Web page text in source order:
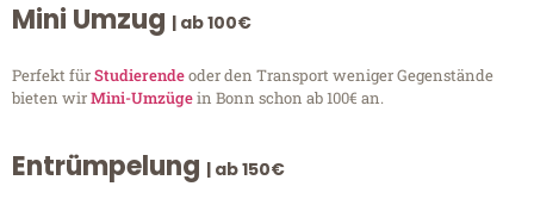
Mini Umzug | ab 100€
Perfekt fürStudierendeoder den Transport weniger Gegenstände
bieten wirMini-Umzügein Bonn schon ab 100€ an.
Entrümpelung | ab 150€